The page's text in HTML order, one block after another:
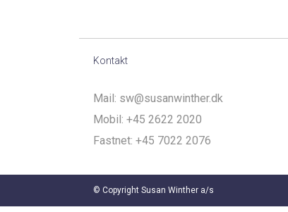
Kontakt
Mail: sw@susanwinther.dk
Mobil: +45 2622 2020
Fastnet: +45 7022 2076
© Copyright Susan Winther a/s